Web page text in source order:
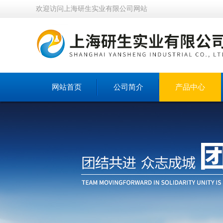
欢迎访问上海研生实业有限公司网站
网站首页 公司简介 产品中心